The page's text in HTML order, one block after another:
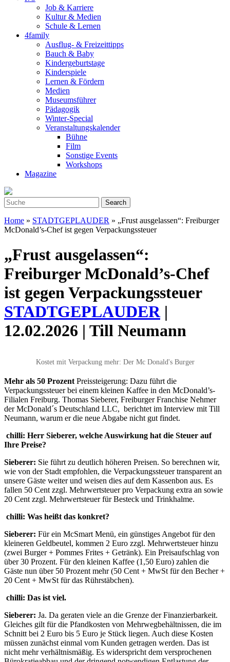
Job & Karriere
Kultur & Medien
Schule & Lernen
4family
Ausflug- & Freizeittipps
Bauch & Baby
Kindergeburtstage
Kinderspiele
Lernen & Fördern
Medien
Museumsführer
Pädagogik
Winter-Special
Veranstaltungskalender
Bühne
Film
Sonstige Events
Workshops
Magazine
Home » STADTGEPLAUDER » „Frust ausgelassen“: Freiburger
McDonald’s-Chef ist gegen Verpackungssteuer
„Frust ausgelassen“:
Freiburger McDonald’s-Chef
ist gegen Verpackungssteuer
STADTGEPLAUDER|
12.02.2026 | Till Neumann
Kostet mit Verpackung mehr: Der Mc Donald's Burger
Mehr als 50 Prozent Preissteigerung: Dazu führt die
Verpackungssteuer bei einem kleinen Kaffee in den McDonald’s-
Filialen Freiburg. Thomas Sieberer, Freiburger Franchise Nehmer
der McDonald´s Deutschland LLC, berichtet im Interview mit Till
Neumann, warum er die neue Abgabe nicht gut findet.
chilli: Herr Sieberer, welche Auswirkung hat die Steuer auf
Ihre Preise?
Sieberer: Sie führt zu deutlich höheren Preisen. So berechnen wir,
wie von der Stadt empfohlen, die Verpackungssteuer transparent an
unsere Gäste weiter und weisen dies auf dem Kassenbon aus. Es
fallen 50 Cent zzgl. Mehrwertsteuer pro Verpackung extra an sowie
20 Cent zzgl. Mehrwertsteuer für Besteck und Trinkhalme.
chilli: Was heißt das konkret?
Sieberer: Für ein McSmart Menü, ein günstiges Angebot für den
kleineren Geldbeutel, kommen 2 Euro zzgl. Mehrwertsteuer hinzu
(zwei Burger + Pommes Frites + Getränk). Ein Preisaufschlag von
über 30 Prozent. Für den kleinen Kaffee (1,50 Euro) zahlen die
Gäste nun über 50 Prozent mehr (50 Cent + MwSt für den Becher +
20 Cent + MwSt für das Rührstäbchen).
chilli: Das ist viel.
Sieberer: Ja. Da geraten viele an die Grenze der Finanzierbarkeit.
Gleiches gilt für die Pfandkosten von Mehrwegbehältnissen, die im
Schnitt bei 2 Euro bis 5 Euro je Stück liegen. Auch diese Kosten
müssen zunächst einmal vom Kunden getragen werden. Das ist
nicht mehr verhältnismäßig. Es widerspricht dem versprochenen